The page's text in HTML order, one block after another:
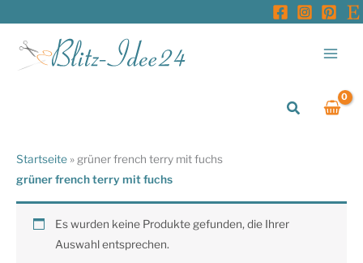
springen
Suchen
Startseite » grüner french terry mit fuchs
grüner french terry mit fuchs
Es wurden keine Produkte gefunden, die Ihrer
Auswahl entsprechen.